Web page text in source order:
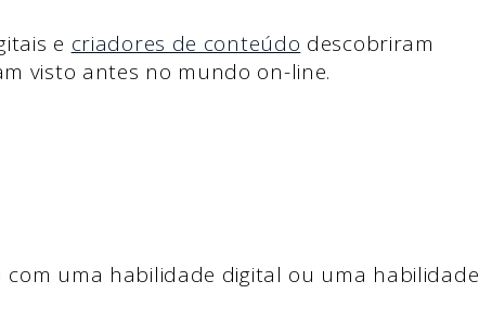
e criadores de conteúdo descobriram
visto antes no mundo on-line.
uma habilidade digital ou uma habilidade